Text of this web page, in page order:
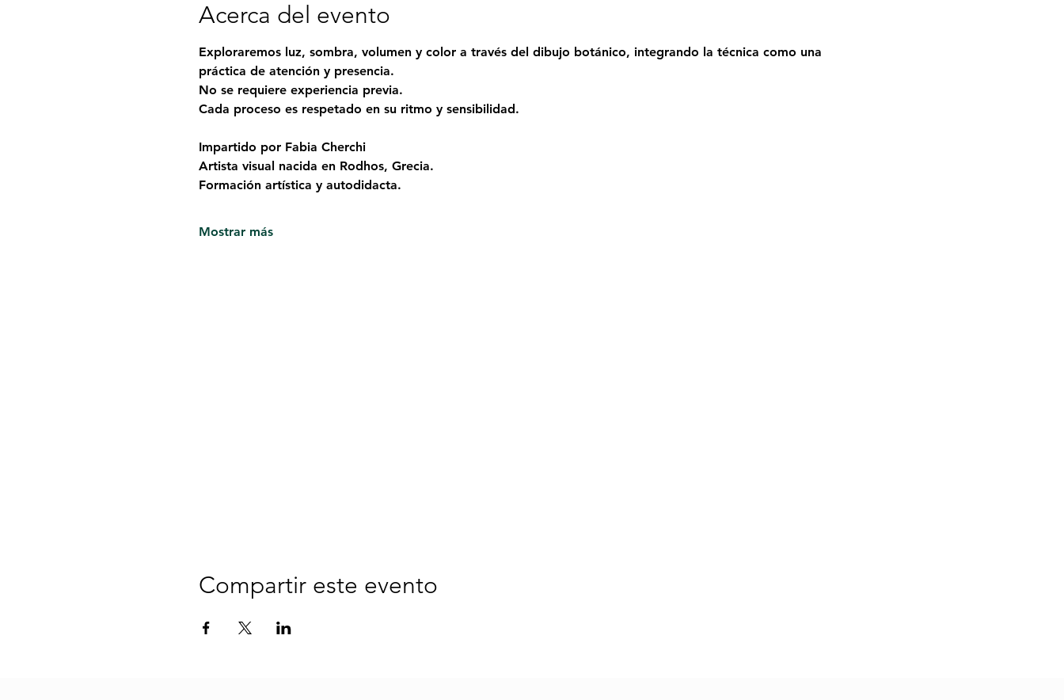
Acerca del evento
Exploraremos luz, sombra, volumen y color a través del dibujo botánico, integrando la técnica como una
práctica de atención y presencia.
No se requiere experiencia previa.
Cada proceso es respetado en su ritmo y sensibilidad.
Impartido por Fabia Cherchi
Artista visual nacida en Rodhos, Grecia.
Formación artística y autodidacta.
Mostrar más
Compartir este evento